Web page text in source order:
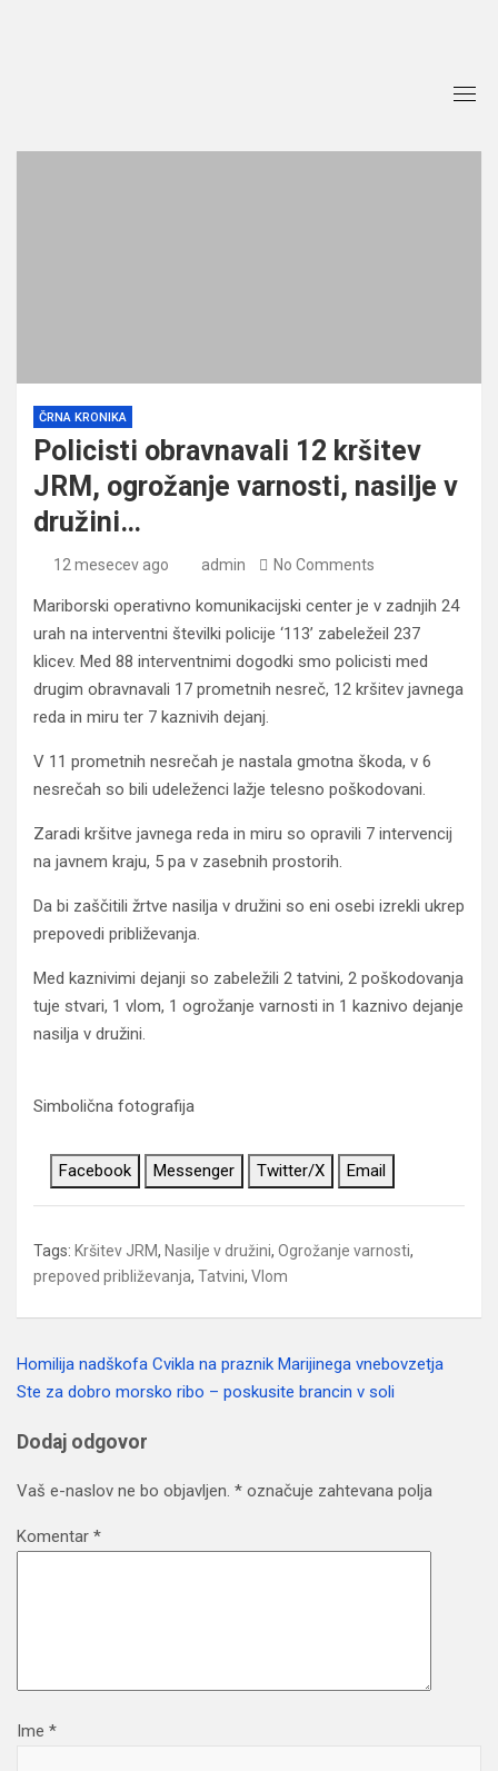
ČRNA KRONIKA
Policisti obravnavali 12 kršitev
JRM, ogrožanje varnosti, nasilje v
družini…
12 mesecev ago admin No Comments
Mariborski operativno komunikacijski center je v zadnjih 24
urah na interventni številki policije ‘113’ zabeležeil 237
klicev. Med 88 interventnimi dogodki smo policisti med
drugim obravnavali 17 prometnih nesreč, 12 kršitev javnega
reda in miru ter 7 kaznivih dejanj.
V 11 prometnih nesrečah je nastala gmotna škoda, v 6
nesrečah so bili udeleženci lažje telesno poškodovani.
Zaradi kršitve javnega reda in miru so opravili 7 intervencij
na javnem kraju, 5 pa v zasebnih prostorih.
Da bi zaščitili žrtve nasilja v družini so eni osebi izrekli ukrep
prepovedi približevanja.
Med kaznivimi dejanji so zabeležili 2 tatvini, 2 poškodovanja
tuje stvari, 1 vlom, 1 ogrožanje varnosti in 1 kaznivo dejanje
nasilja v družini.
Simbolična fotografija
Facebook Messenger Twitter/X Email
Tags: Kršitev JRM, Nasilje v družini, Ogrožanje varnosti,
prepoved približevanja, Tatvini, Vlom
Navigacija
Homilija nadškofa Cvikla na praznik Marijinega vnebovzetja
Ste za dobro morsko ribo – poskusite brancin v soli
Dodaj odgovor
Vaš e-naslov ne bo objavljen. * označuje zahtevana polja
Komentar *
Ime *